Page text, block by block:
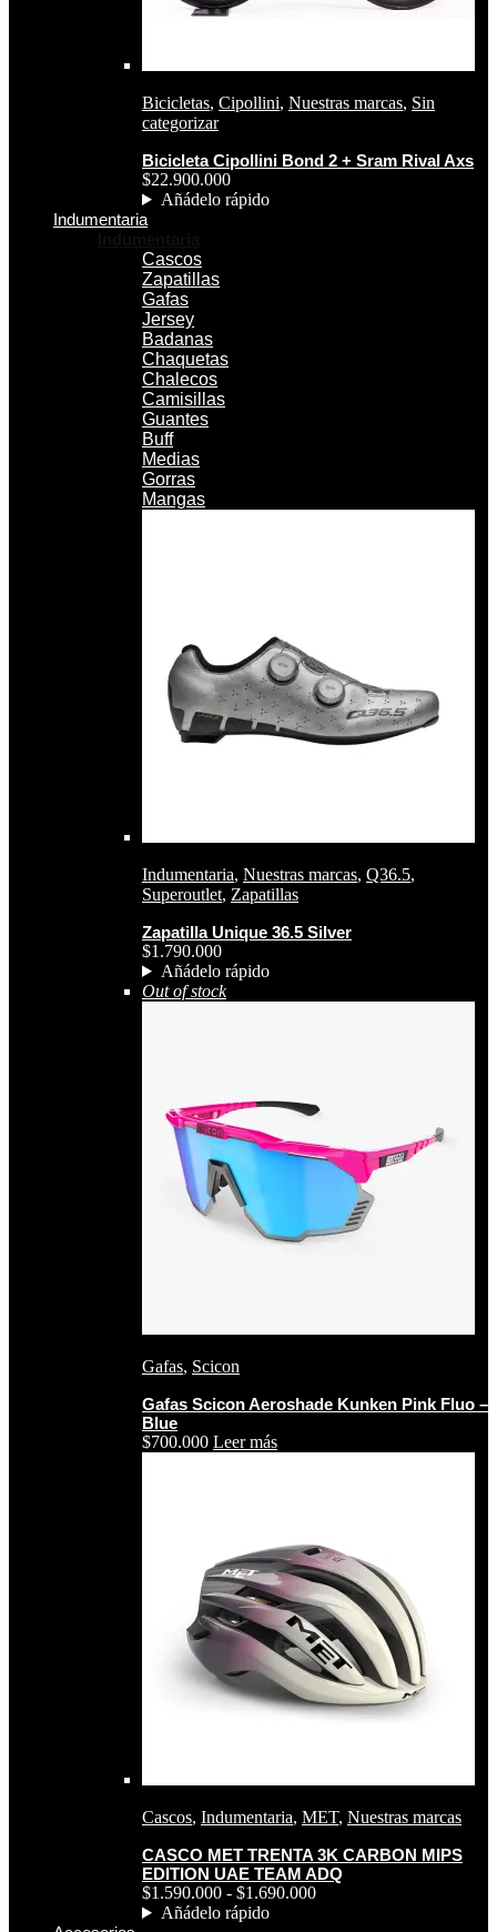
Bicicletas, Cipollini, Nuestras marcas, Sin
categorizar
Bicicleta Cipollini Bond 2 + Sram Rival Axs
$22.900.000
Añádelo rápido
Indumentaria
Cascos
Zapatillas
Gafas
Jersey
Badanas
Chaquetas
Chalecos
Camisillas
Guantes
Buff
Medias
Gorras
Mangas
Indumentaria, Nuestras marcas, Q36.5,
Superoutlet, Zapatillas
Zapatilla Unique 36.5 Silver
$1.790.000
Añádelo rápido
Out of stock
Gafas, Scicon
Gafas Scicon Aeroshade Kunken Pink Fluo –
Blue
$700.000 Leer más
Cascos, Indumentaria, MET, Nuestras marcas
CASCO MET TRENTA 3K CARBON MIPS
EDITION UAE TEAM ADQ
$1.590.000 - $1.690.000
Añádelo rápido